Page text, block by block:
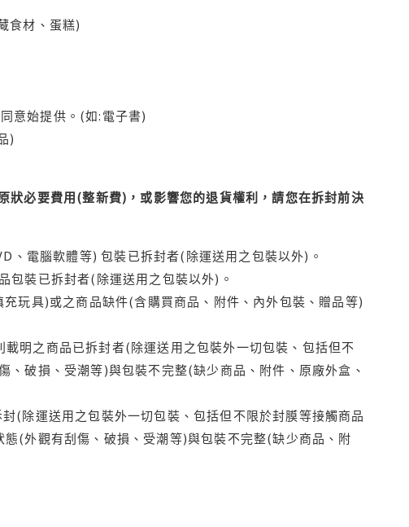
食材、蛋糕)
意始提供。(如:電子書)
)
狀必要費用(整新費)，或影響您的退貨權利，請您在拆封前決
、電腦軟體等) 包裝已拆封者(除運送用之包裝以外)。
包裝已拆封者(除運送用之包裝以外)。
玩具)或之商品缺件(含購買商品、附件、內外包裝、贈品等)
明之商品已拆封者(除運送用之包裝外一切包裝、包括但不
破損、受潮等)與包裝不完整(缺少商品、附件、原廠外盒、
(除運送用之包裝外一切包裝、包括但不限於封膜等接觸商品
(外觀有刮傷、破損、受潮等)與包裝不完整(缺少商品、附